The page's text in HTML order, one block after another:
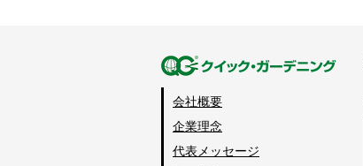
会社概要
企業理念
代表メッセージ